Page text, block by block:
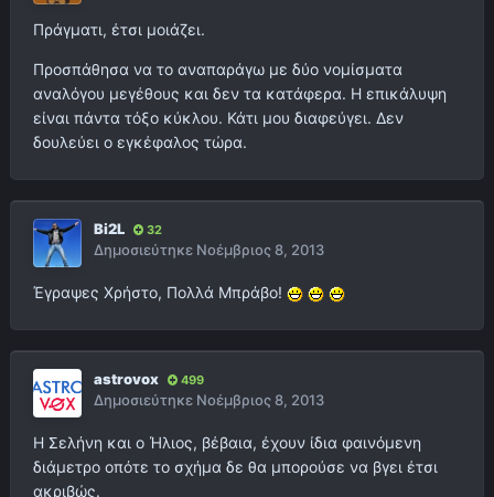
Πράγματι, έτσι μοιάζει.
Προσπάθησα να το αναπαράγω με δύο νομίσματα
αναλόγου μεγέθους και δεν τα κατάφερα. Η επικάλυψη
είναι πάντα τόξο κύκλου. Κάτι μου διαφεύγει. Δεν
δουλεύει ο εγκέφαλος τώρα.
Bi2L 32
Δημοσιεύτηκε Νοέμβριος 8, 2013
Έγραψες Χρήστο, Πολλά Μπράβο!
astrovox 499
Δημοσιεύτηκε Νοέμβριος 8, 2013
Η Σελήνη και ο Ήλιος, βέβαια, έχουν ίδια φαινόμενη
διάμετρο οπότε το σχήμα δε θα μπορούσε να βγει έτσι
ακριβώς.